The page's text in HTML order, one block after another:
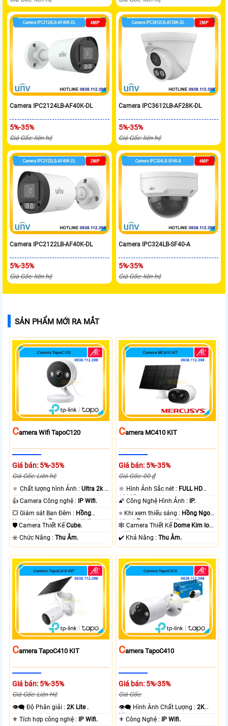
Camera IPC2124LB-AF40K-DL
5%-35%
Giá Gốc: liên hệ
Camera IPC3612LB-AF28K-DL
5%-35%
Giá Gốc: liên hệ
Camera IPC2122LB-AF40K-DL
5%-35%
Giá Gốc: liên hệ
Camera IPC324LB-SF40-A
5%-35%
Giá Gốc: liên hệ
SẢN PHẨM MỚI RA MẮT
CAmera Wifi TapoC120
Giá bán: 5%-35%
Giá Gốc: Liên hệ
🔅 Chất lượng hình Ảnh :Ultra 2k +
.
👍 Camera Công nghệ :
IP Wifi.
💥 Giám sát Ban Đêm : Hồng
Ngoại 10m Hồng Ngoại SMD.
🛡 Camera Thiết KếCube.
️☣️ Chức Năng :Thu Âm.
CAmera MC410 KIT
Giá bán: 5%-35%
Giá Gốc: 00 ₫
🔆 Hình Ảnh Sắc nét : FULL HD
1080P .
🌠 Công Nghệ Hình Ảnh :
IP.
⭐ Khi xem thiếu sáng : Hồng Ngoại
10m Hồng Ngoại SMD.
🕸️ Camera Thiết Kế Dome Kim loại
+ Nhựa.
️✔️ Khả Năng :Thu Âm.
CAmera TapoC410 KIT
Giá bán: 5%-35%
Giá Gốc: Liên Hệ
👁️‍🗨 Độ Phân giải :2K Lite .
⚜️ Tích hợp công nghệ : IP Wifi.
CAmera TapoC410
Giá bán: 5%-35%
Giá Gốc:
👁️‍🗨 Hình Ành Chất Lượng :2K
Lite .
⚜️ Công Nghệ : IP Wifi.